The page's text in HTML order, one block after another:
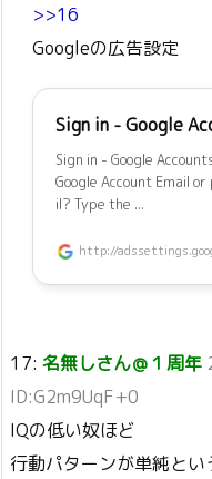
>>16
Googleの広告設定
Sign in - Google
Sign in - Google
Google Account Email
il? Type the ...
http://
17: 名無しさん＠１周年
ID:G2m9UqF+0
IQの低い奴ほど
行動パターンが単純とい